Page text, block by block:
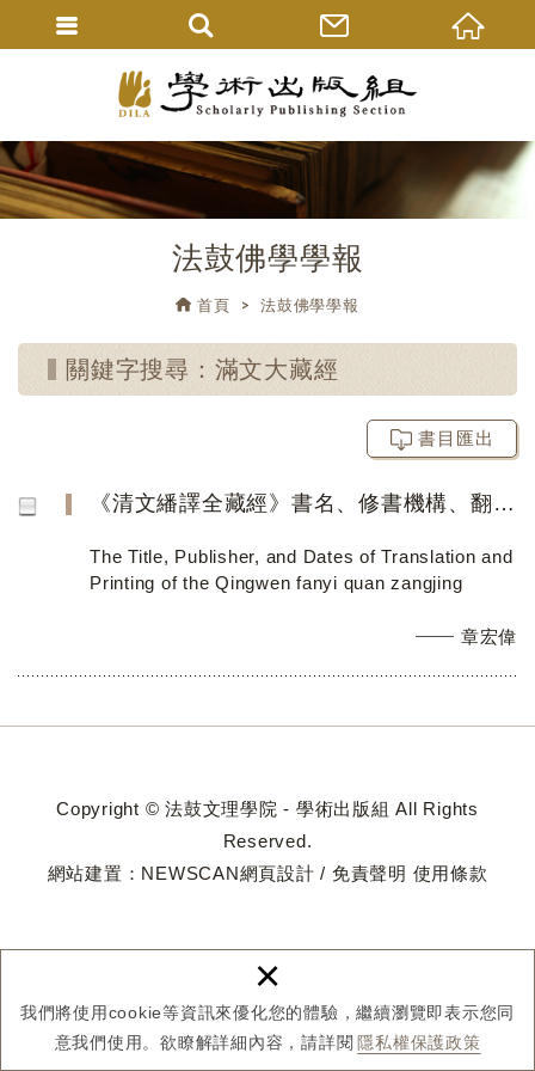
我們將使用cookie等資訊來優化您的體驗，繼續瀏覽即表示您同
意我們使用。欲瞭解詳細內容，請詳閱 隱私權保護政策
×
法鼓佛學學報
首頁 法鼓佛學學報
關鍵字搜尋：滿文大藏經
書目匯出
《清文繙譯全藏經》書名、修書機構、翻譯刊刻時間考
The Title, Publisher, and Dates of Translation and
Printing of the Qingwen fanyi quan zangjing
章宏偉
Copyright © 法鼓文理學院 - 學術出版組 All Rights
Reserved.
網站建置： NEWSCAN網頁設計 / 免責聲明 使用條款